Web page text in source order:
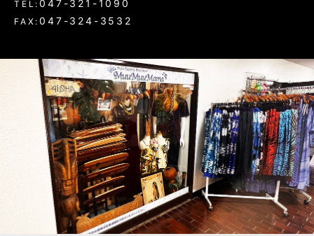
TEL:047-321-1090
FAX:047-324-3532